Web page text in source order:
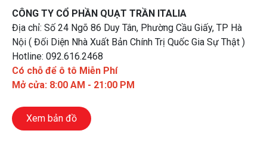
CÔNG TY CỔ PHẦN QUẠT TRẦN ITALIA
Địa chỉ: Số 24 Ngõ 86 Duy Tân, Phường Cầu Giấy, TP Hà
Nội ( Đối Diện Nhà Xuất Bản Chính Trị Quốc Gia Sự Thật )
Hotline: 092.616.2468
Có chỗ để ô tô Miễn Phí
Mở cửa: 8:00 AM - 21:00 PM
Xem bản đồ